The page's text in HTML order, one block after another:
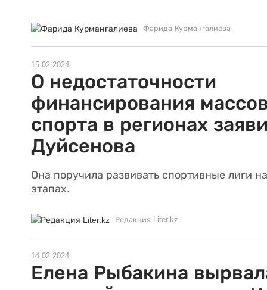
Фарида Курмангалиева
15.02.2024
О недостаточности
финансирования
спорта в регионах
Дуйсенова
Она поручила развивать спортивные лиги
этапах.
Редакция Liter.kz
14.02.2024
Елена Рыбакина